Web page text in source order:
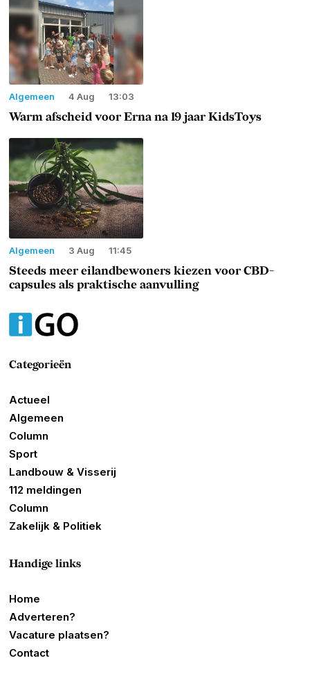
Algemeen 4 Aug 13:03
Warm afscheid voor Erna na 19 jaar KidsToys
Algemeen 3 Aug 11:45
Steeds meer eilandbewoners kiezen voor CBD-
capsules als praktische aanvulling
Categorieën
Actueel
Algemeen
Column
Sport
Landbouw & Visserij
112 meldingen
Column
Zakelijk & Politiek
Handige links
Home
Adverteren?
Vacature plaatsen?
Contact